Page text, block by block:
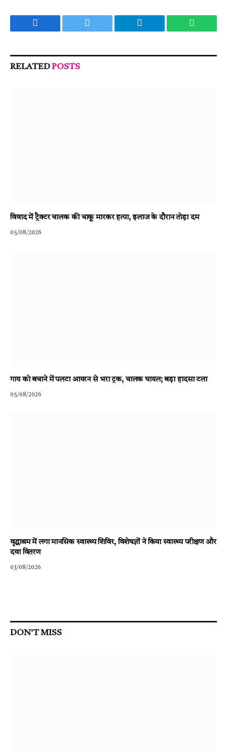
Facebook Twitter Telegram
RELATEDPOSTS
विवाद में ट्रैक्टर चालक की चाकू मारकर हत्या, इलाज के दौरान तोड़ा दम
05/08/2026
गाय को बचाने में पलटा आयरन से भरा ट्रक, चालक घायल; बड़ा हादसा टला
05/08/2026
वृद्धाश्रम में लगा मानसिक स्वास्थ्य शिविर, विशेषज्ञों ने किया स्वास्थ्य परीक्षण और
दवा वितरण
03/08/2026
DON'T MISS